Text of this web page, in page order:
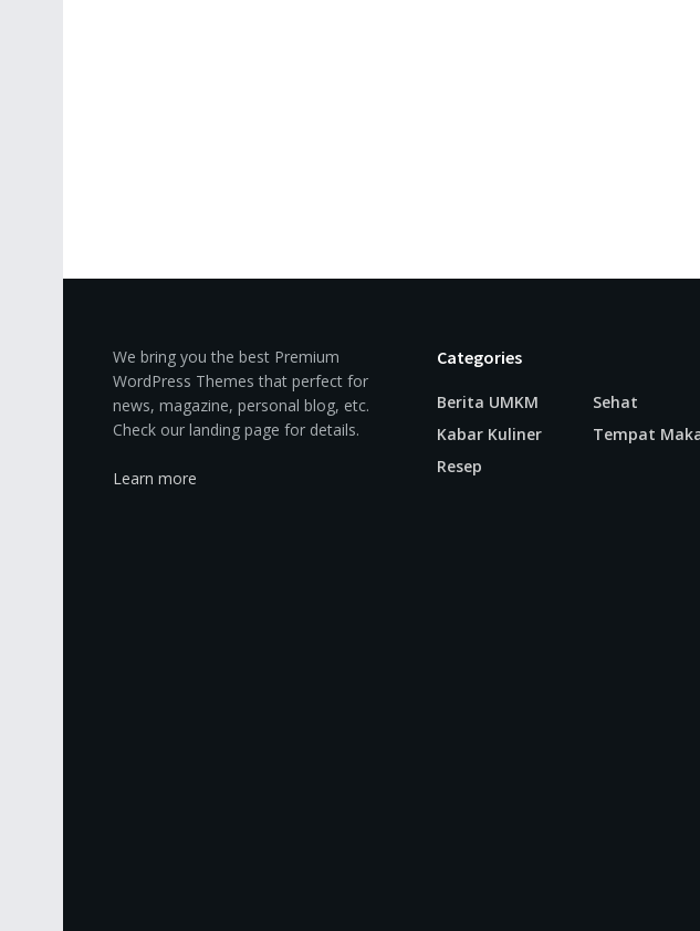
We bring you the best Premium
WordPress Themes that perfect for
news, magazine, personal blog, etc.
Check our landing page for details.
Learn more
Categories
Berita UMKM
Kabar Kuliner
Resep
Sehat
Tempat